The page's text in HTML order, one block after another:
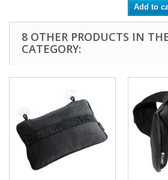
Add to
8 OTHER PRODUCTS IN
CATEGORY: